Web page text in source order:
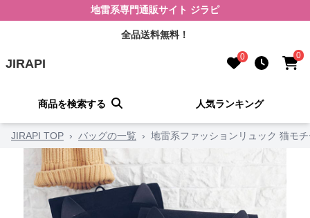
地雷系専門通販サイト ジラピ
全品送料無料！
JIRAPI 0 0
商品を検索する 人気ランキング
JIRAPI TOP › バッグの一覧 › 地雷系ファッションリュック 猫モ